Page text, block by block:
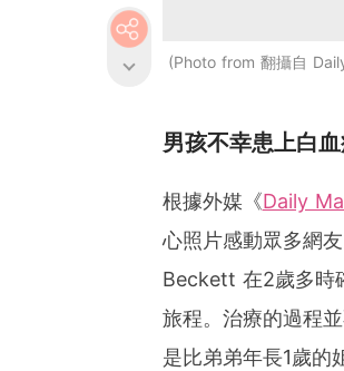
Photo from 翻攝自
男孩不幸患上白
根據外媒《Daily
心照片感動眾多網
Beckett 在2歲多時
旅程。治療的過程
是比弟弟年長1歲的